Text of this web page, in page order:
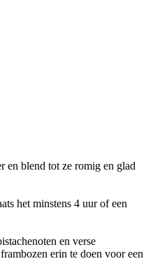
en blend tot ze romig en glad
het minstens 4 uur of een
en verse
erin te doen voor een